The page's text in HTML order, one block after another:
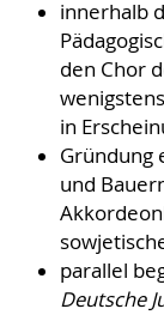
innerhalb
den Chor
in
Gründung
und
parallel
Deutsche